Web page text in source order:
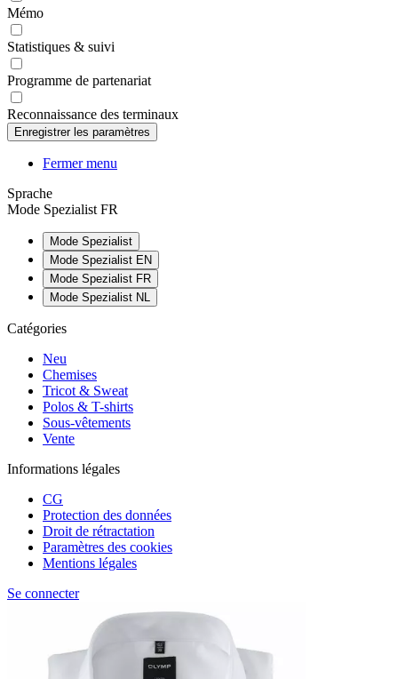
Mémo
Statistiques & suivi
Programme de partenariat
Reconnaissance des terminaux
Fermer menu
Sprache
Mode Spezialist FR
Mode Spezialist
Mode Spezialist EN
Mode Spezialist FR
Mode Spezialist NL
Catégories
Neu
Chemises
Tricot & Sweat
Polos & T-shirts
Sous-vêtements
Vente
Informations légales
CG
Protection des données
Droit de rétractation
Paramètres des cookies
Mentions légales
Se connecter